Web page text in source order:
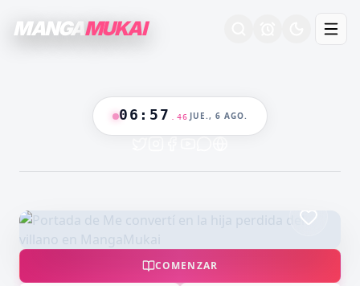
MANGA MUKAI
06 : 57 47 JUE., 6 AGO.
COMENZAR